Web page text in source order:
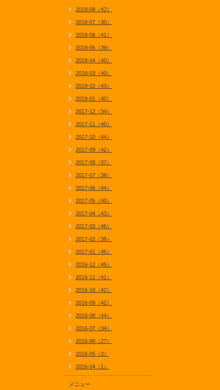
2018-08（42）
2018-07（30）
2018-06（41）
2018-05（39）
2018-04（40）
2018-03（40）
2018-02（43）
2018-01（40）
2017-12（34）
2017-11（40）
2017-10（44）
2017-09（42）
2017-08（37）
2017-07（38）
2017-06（44）
2017-05（40）
2017-04（43）
2017-03（46）
2017-02（36）
2017-01（45）
2016-12（45）
2016-11（41）
2016-10（42）
2016-09（42）
2016-08（44）
2016-07（34）
2016-06（27）
2016-05（3）
2016-04（1）
メニュー